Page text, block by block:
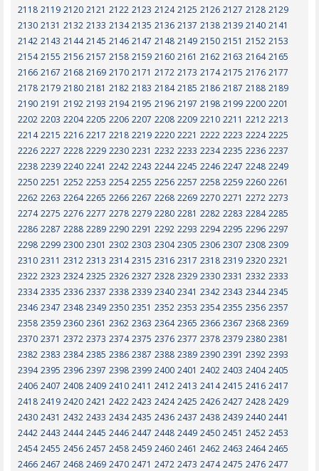
2118 2119 2120 2121 2122 2123 2124 2125 2126 2127 2128 2129
2130 2131 2132 2133 2134 2135 2136 2137 2138 2139 2140 2141
2142 2143 2144 2145 2146 2147 2148 2149 2150 2151 2152 2153
2154 2155 2156 2157 2158 2159 2160 2161 2162 2163 2164 2165
2166 2167 2168 2169 2170 2171 2172 2173 2174 2175 2176 2177
2178 2179 2180 2181 2182 2183 2184 2185 2186 2187 2188 2189
2190 2191 2192 2193 2194 2195 2196 2197 2198 2199 2200 2201
2202 2203 2204 2205 2206 2207 2208 2209 2210 2211 2212 2213
2214 2215 2216 2217 2218 2219 2220 2221 2222 2223 2224 2225
2226 2227 2228 2229 2230 2231 2232 2233 2234 2235 2236 2237
2238 2239 2240 2241 2242 2243 2244 2245 2246 2247 2248 2249
2250 2251 2252 2253 2254 2255 2256 2257 2258 2259 2260 2261
2262 2263 2264 2265 2266 2267 2268 2269 2270 2271 2272 2273
2274 2275 2276 2277 2278 2279 2280 2281 2282 2283 2284 2285
2286 2287 2288 2289 2290 2291 2292 2293 2294 2295 2296 2297
2298 2299 2300 2301 2302 2303 2304 2305 2306 2307 2308 2309
2310 2311 2312 2313 2314 2315 2316 2317 2318 2319 2320 2321
2322 2323 2324 2325 2326 2327 2328 2329 2330 2331 2332 2333
2334 2335 2336 2337 2338 2339 2340 2341 2342 2343 2344 2345
2346 2347 2348 2349 2350 2351 2352 2353 2354 2355 2356 2357
2358 2359 2360 2361 2362 2363 2364 2365 2366 2367 2368 2369
2370 2371 2372 2373 2374 2375 2376 2377 2378 2379 2380 2381
2382 2383 2384 2385 2386 2387 2388 2389 2390 2391 2392 2393
2394 2395 2396 2397 2398 2399 2400 2401 2402 2403 2404 2405
2406 2407 2408 2409 2410 2411 2412 2413 2414 2415 2416 2417
2418 2419 2420 2421 2422 2423 2424 2425 2426 2427 2428 2429
2430 2431 2432 2433 2434 2435 2436 2437 2438 2439 2440 2441
2442 2443 2444 2445 2446 2447 2448 2449 2450 2451 2452 2453
2454 2455 2456 2457 2458 2459 2460 2461 2462 2463 2464 2465
2466 2467 2468 2469 2470 2471 2472 2473 2474 2475 2476 2477